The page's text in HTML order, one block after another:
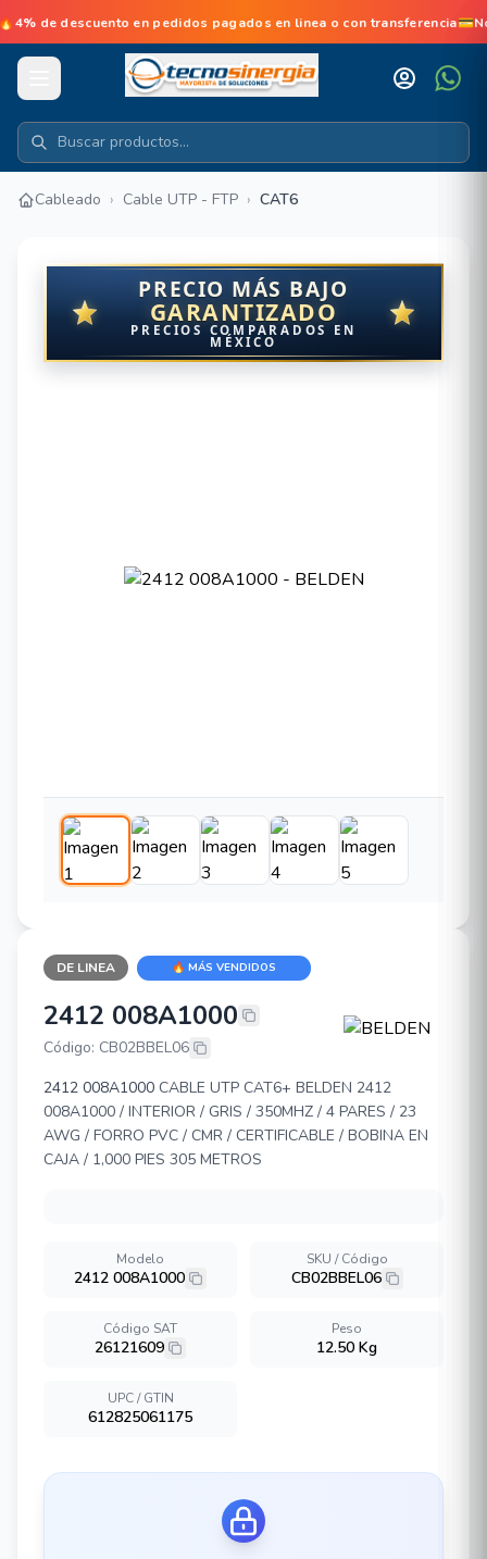
de descuento en pedidos pagados en linea o con
Cableado › Cable UTP - FTP › CAT6
PRECIO MÁS BAJO
GARANTIZADO
PRECIOS COMPARADOS EN
MÉXICO
DE LINEA 🔥 MÁS VENDIDOS
BELDEN 2412 008A1000
2412 008A1000
Código: CB02BBEL06
2412 008A1000 CABLE UTP CAT6+ BELDEN 2412
008A1000 / INTERIOR / GRIS / 350MHZ / 4 PARES / 23
AWG / FORRO PVC / CMR / CERTIFICABLE / BOBINA EN
CAJA / 1,000 PIES 305 METROS
Modelo
2412 008A1000
SKU / Código
CB02BBEL06
Código SAT
26121609
Peso
12.50 Kg
UPC / GTIN
612825061175